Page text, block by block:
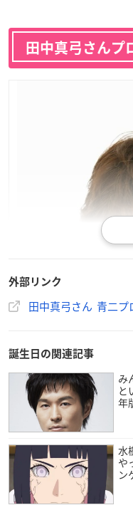
田中真弓さんプ
外部リンク
田中真弓さん 青二プ
誕生日の関連記事
み
と
年
水
や
ン